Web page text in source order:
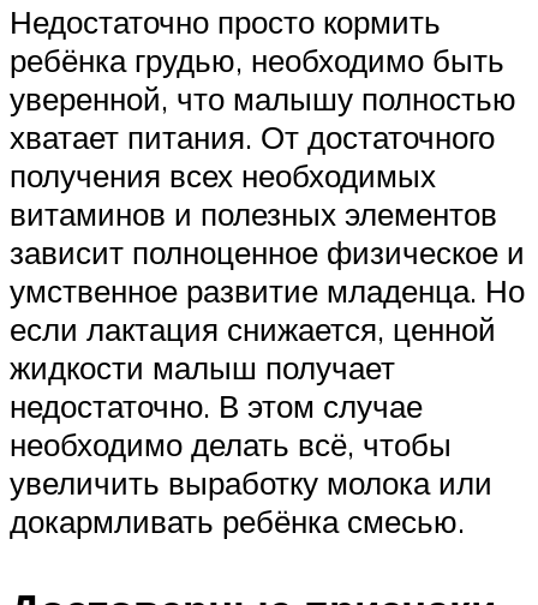
Недостаточно просто кормить
ребёнка грудью, необходимо быть
уверенной, что малышу полностью
хватает питания. От достаточного
получения всех необходимых
витаминов и полезных элементов
зависит полноценное физическое и
умственное развитие младенца. Но
если лактация снижается, ценной
жидкости малыш получает
недостаточно. В этом случае
необходимо делать всё, чтобы
увеличить выработку молока или
докармливать ребёнка смесью.